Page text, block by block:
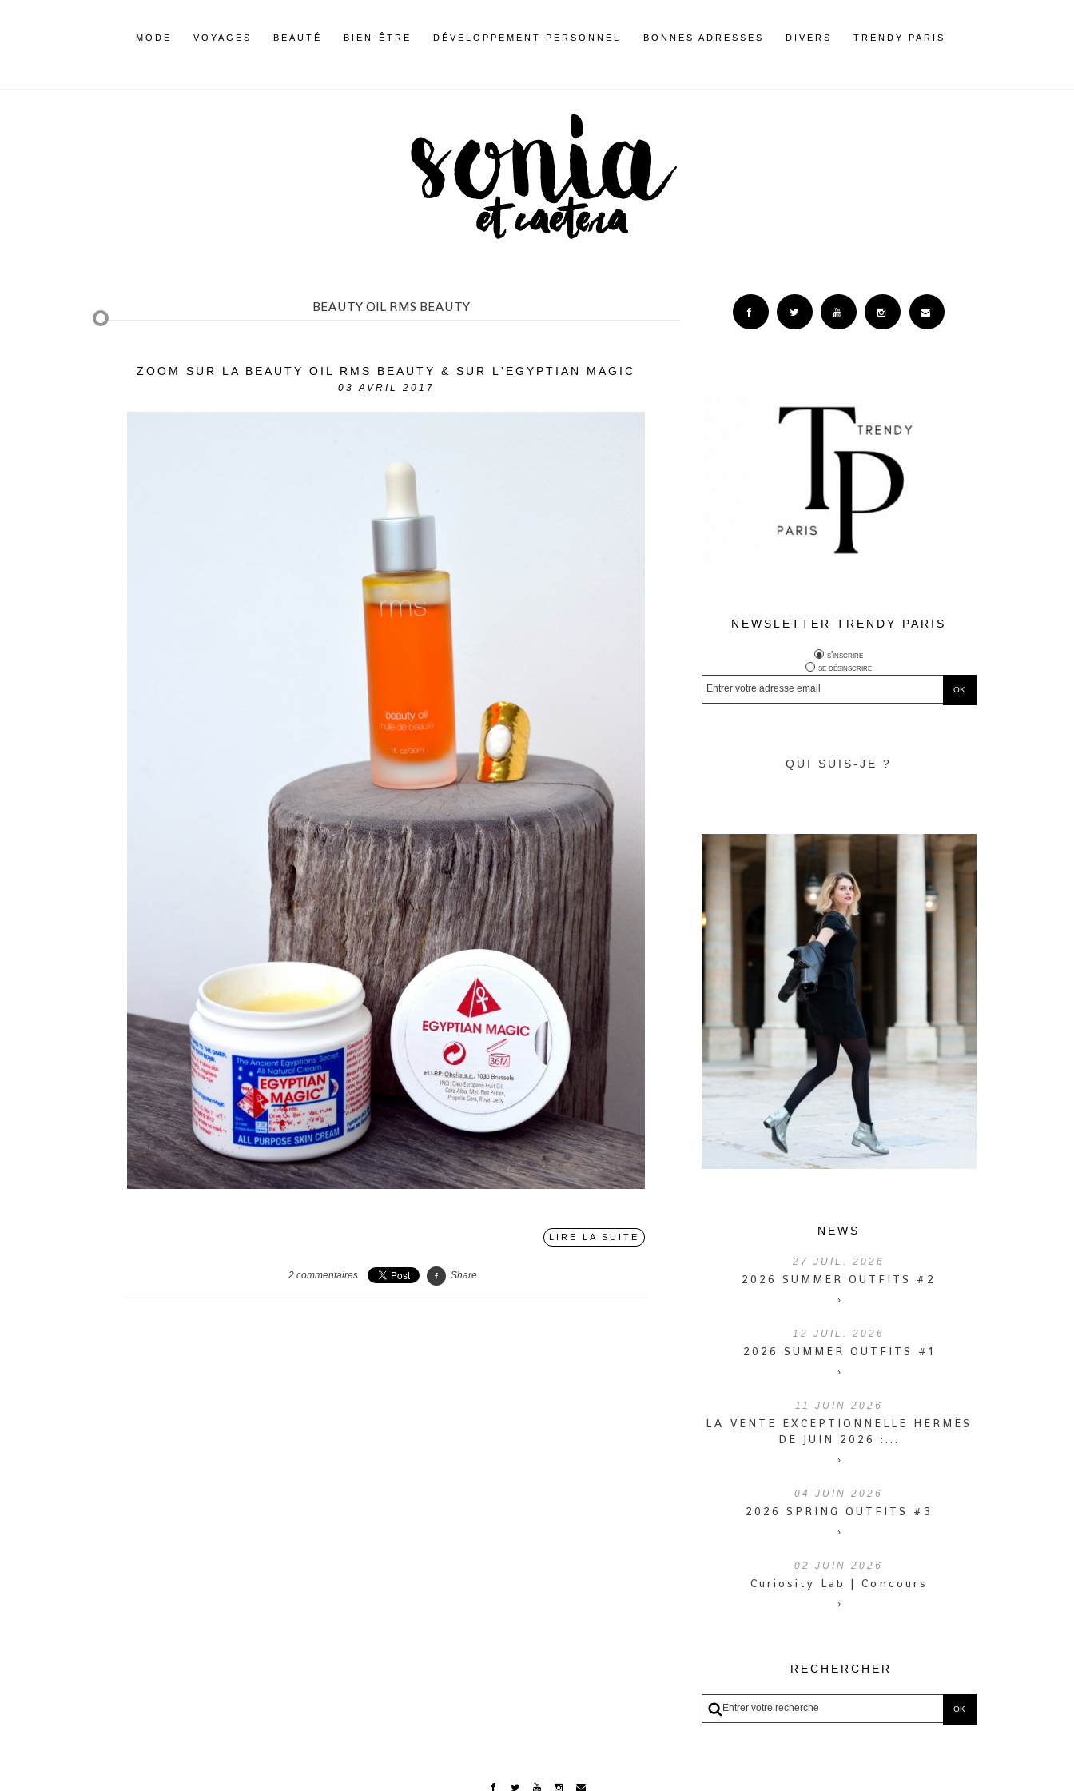
MODE VOYAGES BEAUTÉ BIEN-ÊTRE DÉVELOPPEMENT PERSONNEL BONNES ADRESSES DIVERS TRENDY PARIS
BEAUTY OIL RMS BEAUTY
ZOOM SUR LA BEAUTY OIL RMS BEAUTY & SUR L'EGYPTIAN MAGIC
03 AVRIL 2017
LIRE LA SUITE
2 commentaires Share
NEWSLETTER TRENDY PARIS
s'inscrire
se désinscrire
QUI SUIS-JE ?
NEWS
27 JUIL. 2026
2026 SUMMER OUTFITS #2
›
12 JUIL. 2026
2026 SUMMER OUTFITS #1
›
11 JUIN 2026
LA VENTE EXCEPTIONNELLE HERMÈS
DE JUIN 2026 :...
›
04 JUIN 2026
2026 SPRING OUTFITS #3
›
02 JUIN 2026
Curiosity Lab | Concours
›
RECHERCHER